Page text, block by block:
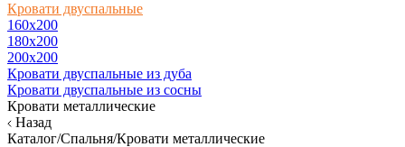
Кровати двуспальные
160х200
180x200
200x200
Кровати двуспальные из дуба
Кровати двуспальные из сосны
Кровати металлические
Назад
Каталог/Спальня/Кровати металлические